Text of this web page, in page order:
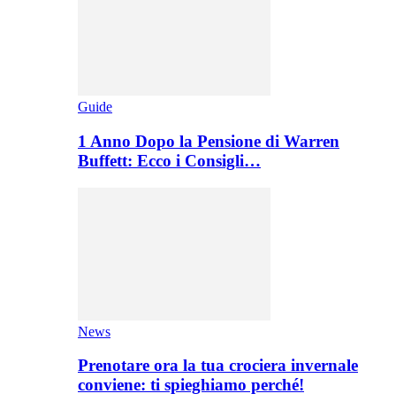
Guide
1 Anno Dopo la Pensione di Warren
Buffett: Ecco i Consigli…
News
Prenotare ora la tua crociera invernale
conviene: ti spieghiamo perché!